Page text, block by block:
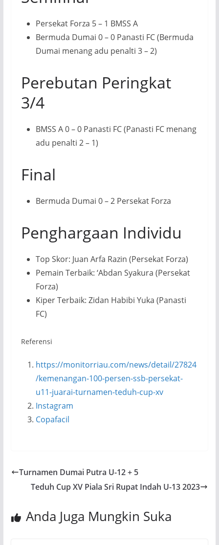
Persekat Forza 5 – 1 BMSS A
Bermuda Dumai 0 – 0 Panasti FC (Bermuda
Dumai menang adu penalti 3 – 2)
Perebutan Peringkat
3/4
BMSS A 0 – 0 Panasti FC (Panasti FC menang
adu penalti 2 – 1)
Final
Bermuda Dumai 0 – 2 Persekat Forza
Penghargaan Individu
Top Skor: Juan Arfa Razin (Persekat Forza)
Pemain Terbaik: ‘Abdan Syakura (Persekat
Forza)
Kiper Terbaik: Zidan Habibi Yuka (Panasti
FC)
Referensi
https://monitorriau.com/news/detail/27824
/kemenangan-100-persen-ssb-persekat-
u11-juarai-turnamen-teduh-cup-xv
Instagram
Copafacil
Turnamen Dumai Putra U-12 + 5
Teduh Cup XV Piala Sri Rupat Indah U-13 2023
Anda Juga Mungkin Suka